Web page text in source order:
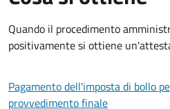
Quando il procedimento
positivamente si ottiene
Pagamento dell'imposta di bollo
provvedimento finale